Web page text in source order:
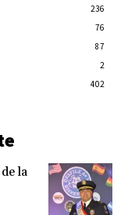
236
76
87
2
402
la